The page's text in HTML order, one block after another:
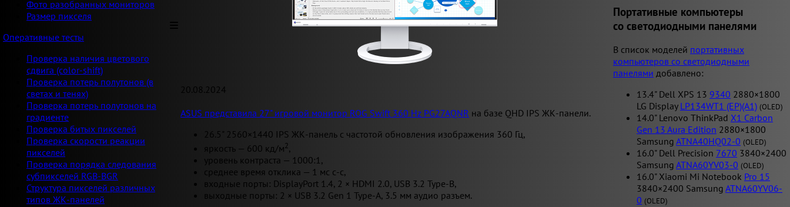
Фото разобранных мониторов
Размер пикселя
Оперативные тесты
Проверка наличия цветового
сдвига (color-shift)
Проверка потерь полутонов (в
светах и тенях)
Проверка потерь полутонов на
градиенте
Проверка битых пикселей
Проверка скорости реакции
пикселей
Проверка порядка следования
субпикселей RGB-BGR
Структура пикселей различных
типов ЖК-панелей
20.08.2024
ASUS представила 27" игровой монитор ROG Swift 360 Hz PG27AQNR на базе QHD IPS ЖК-панели.
26.5" 2560×1440 IPS ЖК-панель с частотой обновления изображения 360 Гц,
яркость — 600 кд/м2,
уровень контраста — 1000:1,
среднее время отклика — 1 мс с-с,
входные порты: DisplayPort 1.4, 2 × HDMI 2.0, USB 3.2 Type-B,
выходные порты: 2 × USB 3.2 Gen 1 Type-A, 3.5 мм аудио разъем.
Портативные компьютеры
cо светодиодными панелями
В список моделей портативных
компьютеров со светодиодными
панелями добавлено:
13.4" Dell XPS 13 9340 2880×1800
LG Display LP134WT1 (EP)(A1) (OLED)
14.0" Lenovo ThinkPad X1 Carbon
Gen 13 Aura Edition 2880×1800
Samsung ATNA40HQ02-0 (OLED)
16.0" Dell Precision 7670 3840×2400
Samsung ATNA60YV03-0 (OLED)
16.0" Xiaomi Mi Notebook Pro 15
3840×2400 Samsung ATNA60YV06-
0 (OLED)